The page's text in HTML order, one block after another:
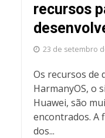
recursos
23 de setembro
Os recursos de
HarmanyOS, o
Huawei, são
encontrados. A
dos...